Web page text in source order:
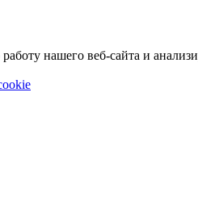
нашего веб-сайта и